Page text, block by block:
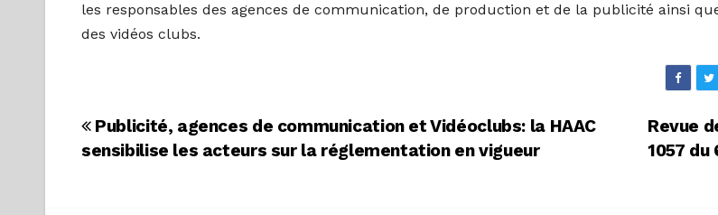
les responsables des agences de communication, de production et de la publicité ainsi
des vidéos clubs.
Navigation
Revue
1057 du
Publicité, agences de communication et Vidéoclubs: la HAAC
sensibilise les acteurs sur la réglementation en vigueur